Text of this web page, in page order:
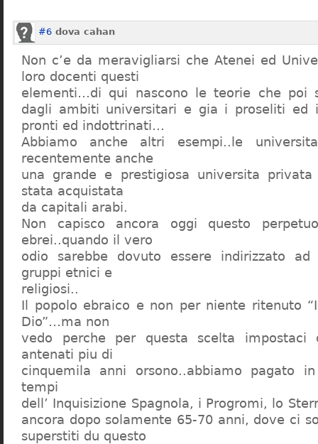
#6 dova cahan
Non c’e da meravigliarsi che Atenei ed
loro docenti questi
elementi…di qui nascono le teorie che poi
dagli ambiti universitari e gia i proseliti ed
pronti ed indottrinati…
Abbiamo anche altri esempi..le
recentemente anche
una grande e prestigiosa universita
stata acquistata
da capitali arabi.
Non capisco ancora oggi questo
ebrei..quando il vero
odio sarebbe dovuto essere indirizzato
gruppi etnici e
religiosi..
Il popolo ebraico e non per niente ritenuto
Dio”…ma non
vedo perche per questa scelta
antenati piu di
cinquemila anni orsono..abbiamo pagato
tempi
dell’ Inquisizione Spagnola, i Progromi, lo
ancora dopo solamente 65-70 anni, dove ci
superstiti du questo